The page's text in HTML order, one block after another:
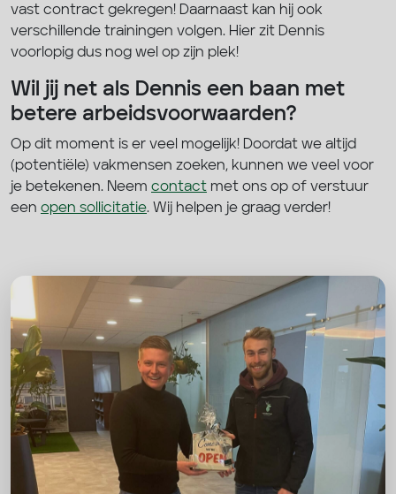
vast contract gekregen! Daarnaast kan hij ook
verschillende trainingen volgen. Hier zit Dennis
voorlopig dus nog wel op zijn plek!
Wil jij net als Dennis een baan met
betere arbeidsvoorwaarden?
Op dit moment is er veel mogelijk! Doordat we altijd
(potentiële) vakmensen zoeken, kunnen we veel voor
je betekenen. Neem contact met ons op of verstuur
een open sollicitatie. Wij helpen je graag verder!